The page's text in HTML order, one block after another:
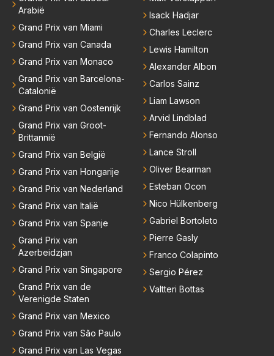
Arabië
Grand Prix van Miami
Grand Prix van Canada
Grand Prix van Monaco
Grand Prix van Barcelona-
Catalonië
Grand Prix van Oostenrijk
Grand Prix van Groot-
Brittannië
Grand Prix van België
Grand Prix van Hongarije
Grand Prix van Nederland
Grand Prix van Italië
Grand Prix van Spanje
Grand Prix van
Azerbeidzjan
Grand Prix van Singapore
Grand Prix van de
Verenigde Staten
Grand Prix van Mexico
Grand Prix van São Paulo
Grand Prix van Las Vegas
Isack Hadjar
Charles Leclerc
Lewis Hamilton
Alexander Albon
Carlos Sainz
Liam Lawson
Arvid Lindblad
Fernando Alonso
Lance Stroll
Oliver Bearman
Esteban Ocon
Nico Hülkenberg
Gabriel Bortoleto
Pierre Gasly
Franco Colapinto
Sergio Pérez
Valtteri Bottas